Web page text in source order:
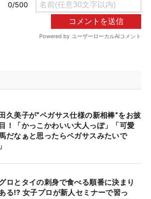
久美子が“ペガサス仕様の新相棒”をお披
！「かっこかわいい大人っぽ」「可愛
だなぁと思ったらペガサスみたいで
ロとタイの刺身で食べる順番に決まり
る⁉ 女子プロが新人セミナーで習っ